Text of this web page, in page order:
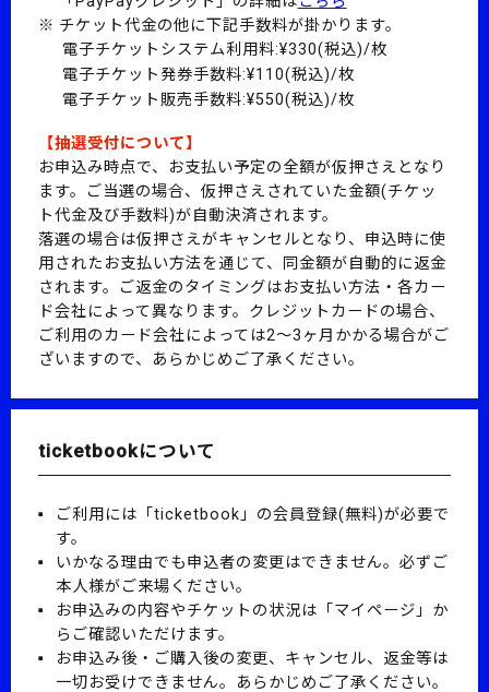
チケット代金の他に下記手数料が掛かります。
電子チケットシステム利用料:¥330(税込)/枚
電子チケット発券手数料:¥110(税込)/枚
電子チケット販売手数料:¥550(税込)/枚
【抽選受付について】
お申込み時点で、お支払い予定の全額が仮押さえとなり
ます。
ご当選の場合、仮押さえされていた金額(チケッ
ト代金及び手数料)が自動決済されます。
落選の場合は仮押さえがキャンセルとなり、申込時に使
用されたお支払い方法を通じて、同金額が自動的に返金
されます。
ご返金のタイミングはお支払い方法・各カー
ド会社によって異なります。 クレジットカードの場合、
ご利用のカード会社によっては2～3ヶ月かかる場合がご
ざいますので、あらかじめご了承ください。
ticketbookについて
ご利用には「ticketbook」の会員登録(無料)が必要で
す。
いかなる理由でも申込者の変更はできません。必ずご
本人様がご来場ください。
お申込みの内容やチケットの状況は「マイページ」か
らご確認いただけます。
お申込み後・ご購入後の変更、キャンセル、返金等は
一切お受けできません。あらかじめご了承ください。